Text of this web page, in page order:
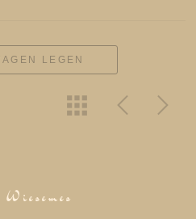
LEGEN